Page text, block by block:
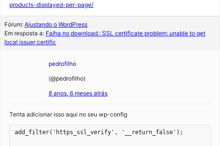
products-displayed-per-page/
Fórum: Ajustando o WordPress
Em resposta a: Falha no download.: SSL certificate problem: unable to get
local issuer certific
pedrofilho
(@pedrofilho)
8 anos, 6 meses atrás
Tenta adicionar isso aqui no seu wp-config
add_filter('https_ssl_verify', '__return_false');